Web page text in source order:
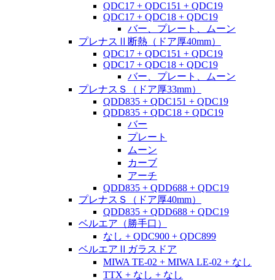
QDC17 + QDC151 + QDC19
QDC17 + QDC18 + QDC19
バー、プレート、ムーン
プレナスⅡ断熱（ドア厚40mm）
QDC17 + QDC151 + QDC19
QDC17 + QDC18 + QDC19
バー、プレート、ムーン
プレナスＳ（ドア厚33mm）
QDD835 + QDC151 + QDC19
QDD835 + QDC18 + QDC19
バー
プレート
ムーン
カーブ
アーチ
QDD835 + QDD688 + QDC19
プレナスＳ（ドア厚40mm）
QDD835 + QDD688 + QDC19
ベルエア（勝手口）
なし + QDC900 + QDC899
ベルエアⅡガラスドア
MIWA TE-02 + MIWA LE-02 + なし
TTX + なし + なし